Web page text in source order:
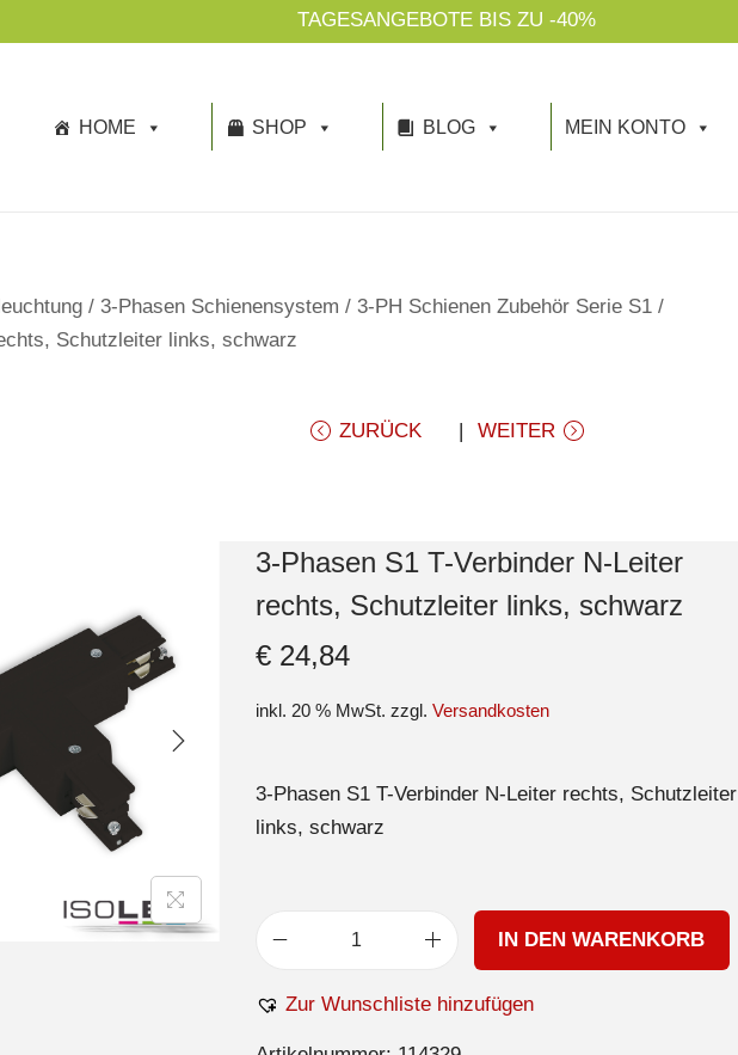
TAGESANGEBOTE BIS ZU -40%
HOME SHOP BLOG MEIN KONTO
/ 3-Phasen Schienensystem / 3-PH Schienen Zubehör Serie S1 /
Schutzleiter links, schwarz
ZURÜCK WEITER
3-Phasen S1 T-Verbinder N-Leiter
rechts, Schutzleiter links, schwarz
€24,84
inkl. 20 % MwSt. zzgl. Versandkosten
3-Phasen S1 T-Verbinder N-Leiter rechts, Schutzleiter
links, schwarz
IN DEN WARENKORB
Zur Wunschliste hinzufügen